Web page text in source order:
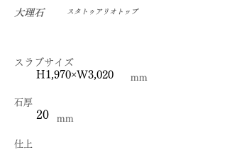
大理石 スタトゥアリオトップ
スラブサイズ
H1,970×W3,020 mm
石厚
20 mm
仕上